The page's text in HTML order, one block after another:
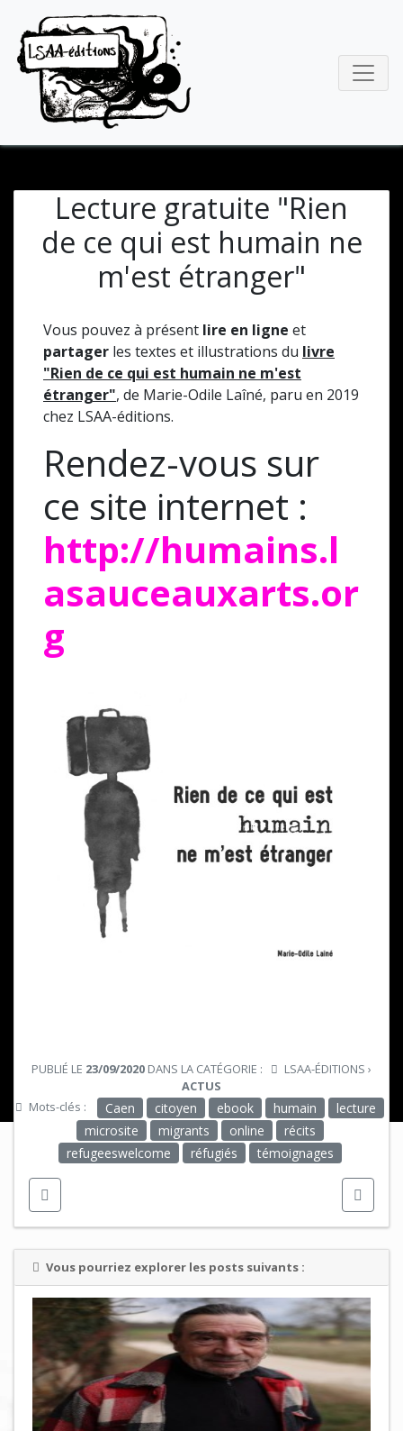
Lecture gratuite "Rien
de ce qui est humain ne
m'est étranger"
Vous pouvez à présent lire en ligne et
partager les textes et illustrations du livre
"Rien de ce qui est humain ne m'est
étranger", de Marie-Odile Laîné, paru en 2019
chez LSAA-éditions.
Rendez-vous sur
ce site internet :
http://humains.l
asauceauxarts.or
g
PUBLIÉ LE 23/09/2020 DANS LA CATÉGORIE : LSAA-ÉDITIONS ›
ACTUS
Mots-clés :
Caen citoyen ebook humain
lecture
microsite
migrants online
récits
refugeeswelcome
réfugiés témoignages
Vous pourriez explorer les posts suivants :